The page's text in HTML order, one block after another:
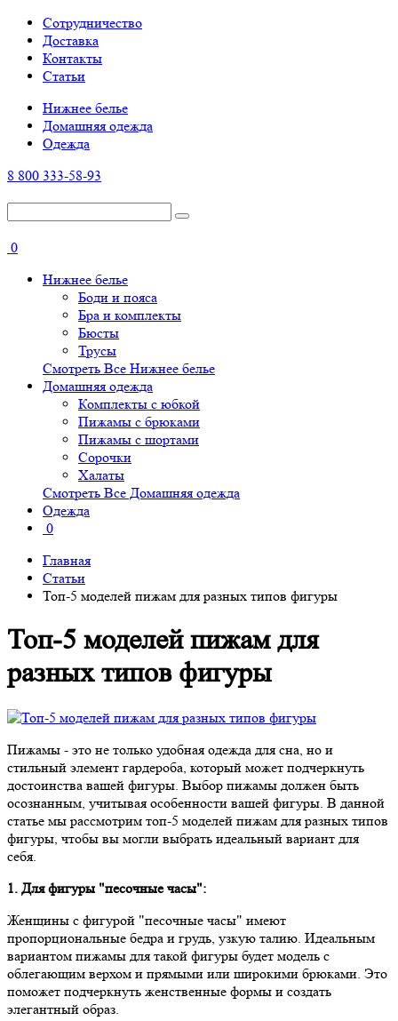
Cотрудничество
Доставка
Контакты
Статьи
Нижнее белье
Домашняя одежда
Одежда
8 800 333-58-93
0
Нижнее белье
Боди и пояса
Бра и комплекты
Бюсты
Трусы
Смотреть Все Нижнее белье
Домашняя одежда
Комплекты с юбкой
Пижамы с брюками
Пижамы с шортами
Сорочки
Халаты
Смотреть Все Домашняя одежда
Одежда
0
Главная
Статьи
Топ-5 моделей пижам для разных типов фигуры
Топ-5 моделей пижам для
разных типов фигуры
Пижамы - это не только удобная одежда для сна, но и
стильный элемент гардероба, который может подчеркнуть
достоинства вашей фигуры. Выбор пижамы должен быть
осознанным, учитывая особенности вашей фигуры. В данной
статье мы рассмотрим топ-5 моделей пижам для разных типов
фигуры, чтобы вы могли выбрать идеальный вариант для
себя.
1. Для фигуры "песочные часы":
Женщины с фигурой "песочные часы" имеют
пропорциональные бедра и грудь, узкую талию. Идеальным
вариантом пижамы для такой фигуры будет модель с
облегающим верхом и прямыми или широкими брюками. Это
поможет подчеркнуть женственные формы и создать
элегантный образ.